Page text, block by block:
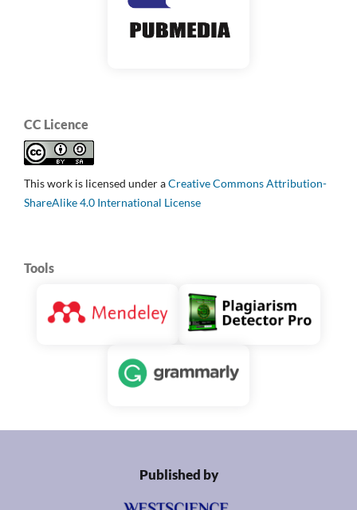
CC Licence
This work is licensed under aCreative Commons Attribution-
ShareAlike 4.0 International License
Tools
Published by